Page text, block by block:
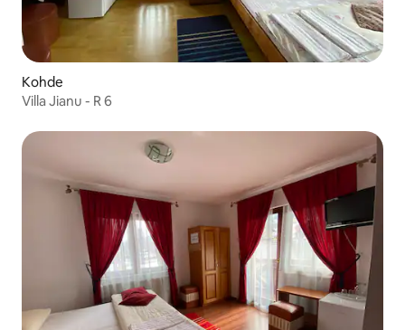
Kohde
Villa Jianu - R 6